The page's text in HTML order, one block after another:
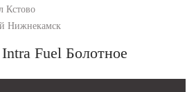
Кстово
Нижнекамск
Fuel Болотное